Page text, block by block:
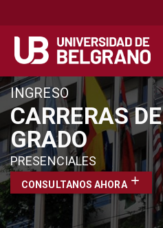
Pasar
contenido
principal
INGRESO
CARRERAS DE
GRADO
PRESENCIALES
CONSULTANOS AHORA